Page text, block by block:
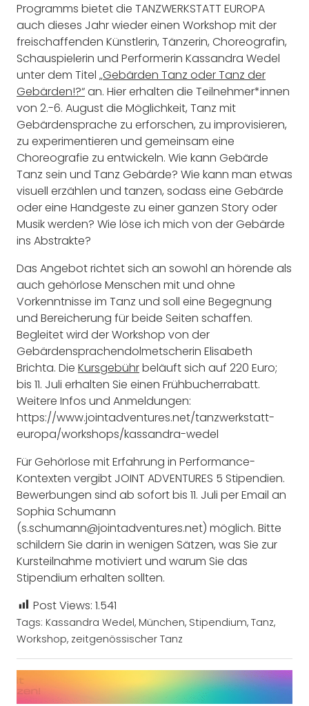
Programms bietet die TANZWERKSTATT EUROPA
auch dieses Jahr wieder einen Workshop mit der
freischaffenden Künstlerin, Tänzerin, Choreografin,
Schauspielerin und Performerin Kassandra Wedel
unter dem Titel „Gebärden Tanz oder Tanz der
Gebärden!?“an. Hier erhalten die Teilnehmer*innen
von 2.-6. August die Möglichkeit, Tanz mit
Gebärdensprache zu erforschen, zu improvisieren,
zu experimentieren und gemeinsam eine
Choreografie zu entwickeln. Wie kann Gebärde
Tanz sein und Tanz Gebärde? Wie kann man etwas
visuell erzählen und tanzen, sodass eine Gebärde
oder eine Handgeste zu einer ganzen Story oder
Musik werden? Wie löse ich mich von der Gebärde
ins Abstrakte?
Das Angebot richtet sich an sowohl an hörende als
auch gehörlose Menschen mit und ohne
Vorkenntnisse im Tanz und soll eine Begegnung
und Bereicherung für beide Seiten schaffen.
Begleitet wird der Workshop von der
Gebärdensprachendolmetscherin Elisabeth
Brichta. Die Kursgebührbeläuft sich auf 220 Euro;
bis 11. Juli erhalten Sie einen Frühbucherrabatt.
Weitere Infos und Anmeldungen:
https://www.jointadventures.net/tanzwerkstatt-
europa/workshops/kassandra-wedel
Für Gehörlose mit Erfahrung in Performance-
Kontexten vergibt JOINT ADVENTURES 5 Stipendien.
Bewerbungen sind ab sofort bis 11. Juli per Email an
Sophia Schumann
(s.schumann@jointadventures.net) möglich. Bitte
schildern Sie darin in wenigen Sätzen, was Sie zur
Kursteilnahme motiviert und warum Sie das
Stipendium erhalten sollten.
Post Views: 1.541
Tags: Kassandra Wedel, München, Stipendium, Tanz,
Workshop, zeitgenössischer Tanz